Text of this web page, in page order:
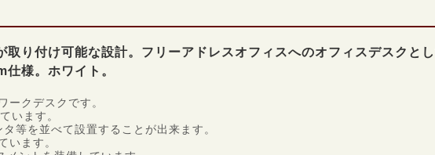
り付け可能な設計。フリーアドレスオフィスへのオフィスデスクとし
様。ホワイト。
クデスクです。
います。
等を並べて設置することが出来ます。
います。